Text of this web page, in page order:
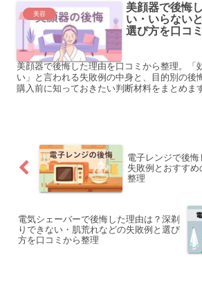
美容
美顔器で後悔
い・いらない
選び方を口コ
美顔器で後悔した理由を口コミから整理。「
い」と言われる失敗例の中身と、目的別の後
購入前に知っておきたい判断材料をまとめま
電子レンジで後
失敗例とおすす
整理
電気シェーバーで後悔した理由は？深剃
りできない・肌荒れなどの失敗例と選び
方を口コミから整理